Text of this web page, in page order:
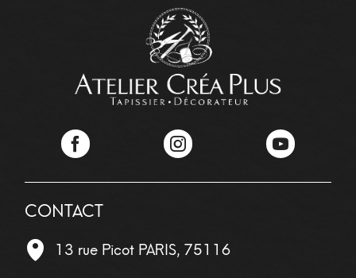
YouTube
CONTACT
13 rue Picot PARIS, 75116